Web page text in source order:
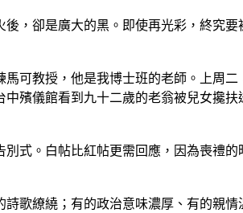
，卻是廣大的黑。即使再光彩，終究
馬可教授，他是我博士班的老師。上周
殯儀館看到九十二歲的老翁被兒女攙
式。白帖比紅帖更需回應，因為喪禮
歌繚繞；有的政治意味濃厚、有的親